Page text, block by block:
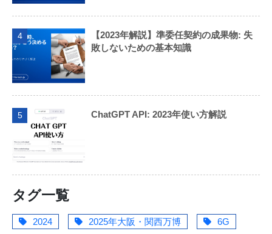
4
【2023年解説】準委任契約の成果物: 失
敗しないための基本知識
5 ChatGPT API: 2023年使い方解説
タグ一覧
2024 2025年大阪・関西万博
6G